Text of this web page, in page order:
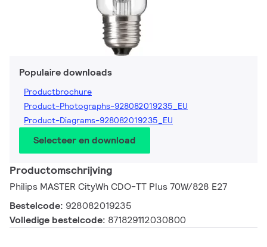
Populaire downloads
Productbrochure
Product-Photographs-928082019235_EU
Product-Diagrams-928082019235_EU
Selecteer en download
Productomschrijving
Philips MASTER CityWh CDO-TT Plus 70W/828 E27
Bestelcode: 928082019235
Volledige bestelcode: 871829112030800